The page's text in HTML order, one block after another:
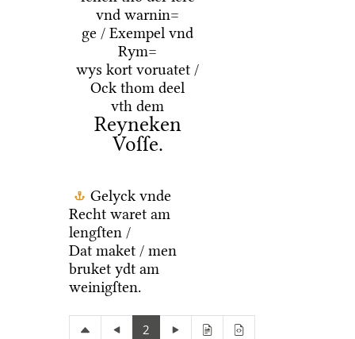
vnd warnin=
ge / Exempel vnd
Rym=
wys kort voruatet /
Ock thom deel
vth dem
Reyneken
Voſſe.
Gelyck vnde
Recht waret am
lengſten /
Dat maket / men
bruket ydt am
weinigſten.
2